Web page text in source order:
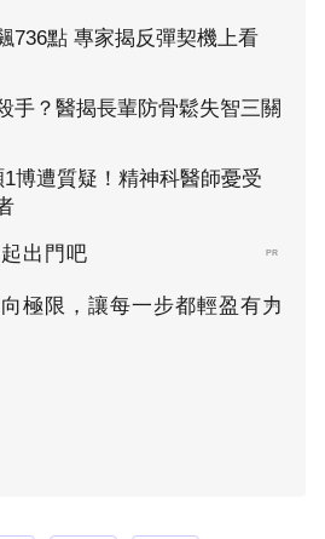
736點 專家揭反彈契機上看
手？醫揭長輩防骨鬆失智三關
博遭質疑！精神科醫師憂受
出門吧 PR
極限，讓每一步都輕盈有力
PR